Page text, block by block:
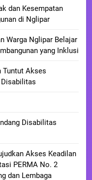
dan Kesempatan
di Nglipar
Warga Nglipar Belajar
yang Inklusi
Tuntut Akses
Disabilitas
Disabilitas
Akses Keadilan
PERMA No. 2
dan Lembaga